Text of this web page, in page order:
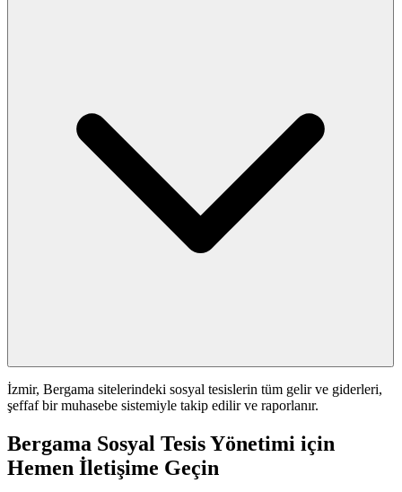
İzmir, Bergama sitelerindeki sosyal tesislerin tüm gelir ve giderleri,
şeffaf bir muhasebe sistemiyle takip edilir ve raporlanır.
Bergama Sosyal Tesis Yönetimi için
Hemen İletişime Geçin